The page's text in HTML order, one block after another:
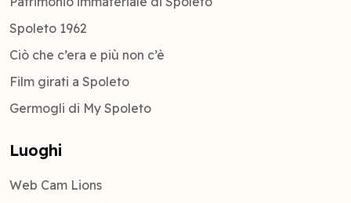
Spoleto 1962
Ciò che c’era e più non c’è
Film girati a Spoleto
Germogli di My Spoleto
Luoghi
Web Cam Lions